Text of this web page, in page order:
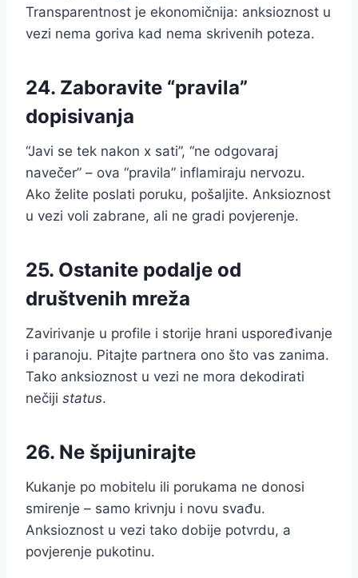
Transparentnost je ekonomičnija: anksioznost u
vezi nema goriva kad nema skrivenih poteza.
24. Zaboravite “pravila”
dopisivanja
“Javi se tek nakon x sati”, “ne odgovaraj
navečer” – ova “pravila” inflamiraju nervozu.
Ako želite poslati poruku, pošaljite. Anksioznost
u vezi voli zabrane, ali ne gradi povjerenje.
25. Ostanite podalje od
društvenih mreža
Zavirivanje u profile i storije hrani uspoređivanje
i paranoju. Pitajte partnera ono što vas zanima.
Tako anksioznost u vezi ne mora dekodirati
nečiji status.
26. Ne špijunirajte
Kukanje po mobitelu ili porukama ne donosi
smirenje – samo krivnju i novu svađu.
Anksioznost u vezi tako dobije potvrdu, a
povjerenje pukotinu.